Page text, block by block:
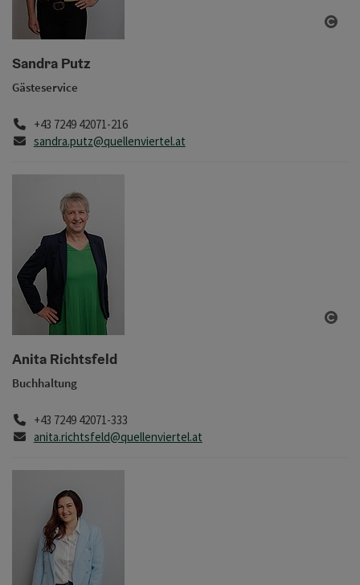
Sandra Putz
Gästeservice
Telefon
+43 7249 42071-216
E-Mail
sandra.putz@quellenviertel.at
Anita Richtsfeld
Buchhaltung
Telefon
+43 7249 42071-333
E-Mail
anita.richtsfeld@quellenviertel.at